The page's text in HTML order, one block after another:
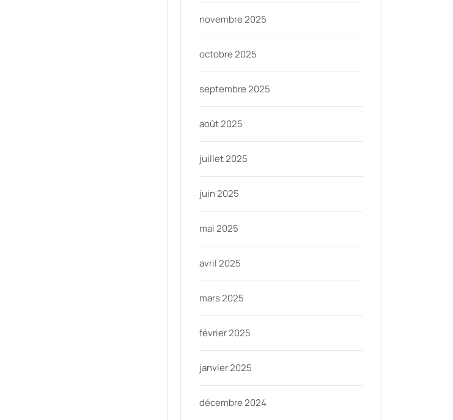
novembre 2025
octobre 2025
septembre 2025
août 2025
juillet 2025
juin 2025
mai 2025
avril 2025
mars 2025
février 2025
janvier 2025
décembre 2024